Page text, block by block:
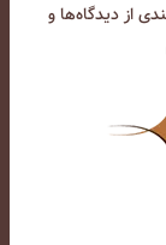
از دیدگاه‌ها و